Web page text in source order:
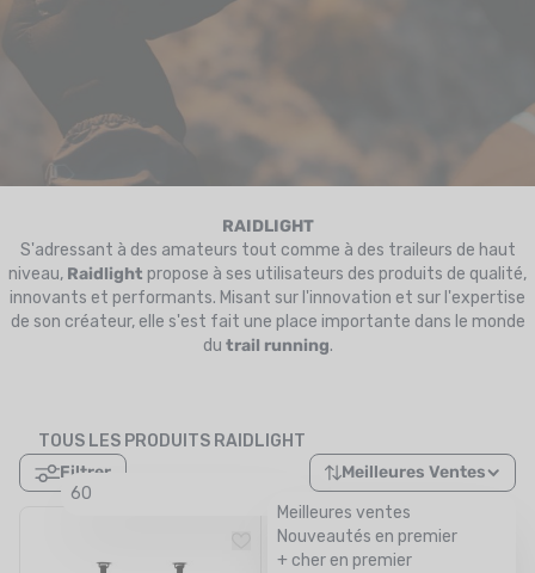
MES FAVORIS
LE BLOG DES TONTONS
RAIDLIGHT
S'adressant à des amateurs tout comme à des traileurs de haut
niveau, Raidlight propose à ses utilisateurs des produits de qualité,
innovants et performants. Misant sur l'innovation et sur l'expertise
de son créateur, elle s'est fait une place importante dans le monde
du trail running.
TOUS LES PRODUITS RAIDLIGHT
Filtrer
60
Meilleures Ventes
Meilleures ventes
Nouveautés en premier
+ cher en premier
PROMO